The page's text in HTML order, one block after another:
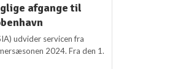
afgange til
udvider servicen fra
2024. Fra den 1.